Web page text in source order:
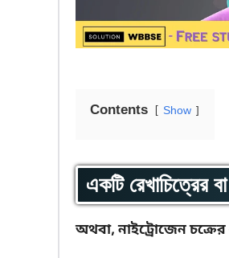
Contents Show
একটি রেখাচিত্রের
অথবা, নাইট্রোজেন চক্রের